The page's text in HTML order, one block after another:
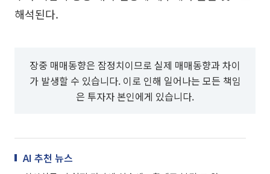
해석된다.
장중 매매동향은 잠정치이므로 실제 매매동향과 차이
가 발생할 수 있습니다. 이로 인해 일어나는 모든 책임
은 투자자 본인에게 있습니다.
AI 추천 뉴스